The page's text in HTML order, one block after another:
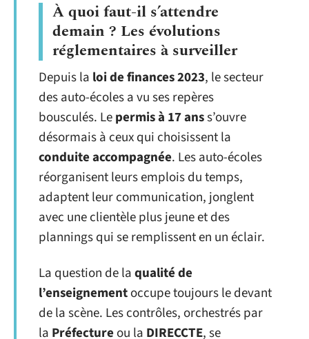
À quoi faut-il s’attendre
demain ? Les évolutions
réglementaires à surveiller
Depuis la loi de finances 2023, le secteur
des auto-écoles a vu ses repères
bousculés. Lepermis à 17 anss’ouvre
désormais à ceux qui choisissent la
conduite accompagnée. Les auto-écoles
réorganisent leurs emplois du temps,
adaptent leur communication, jonglent
avec une clientèle plus jeune et des
plannings qui se remplissent en un éclair.
La question de laqualité de
l’enseignementoccupe toujours le devant
de la scène. Les contrôles, orchestrés par
la Préfecture ou la DIRECCTE, se